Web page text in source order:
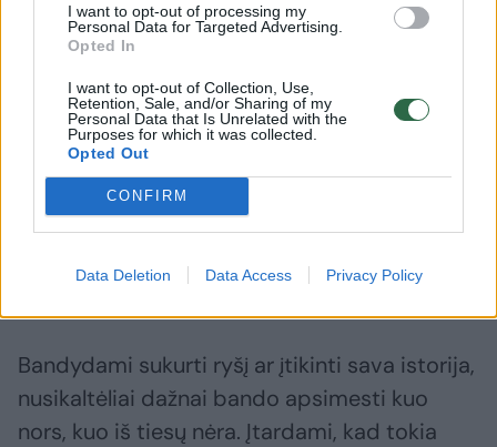
I want to opt-out of processing my
Personal Data for Targeted Advertising.
Opted In
I want to opt-out of Collection, Use,
Retention, Sale, and/or Sharing of my
Personal Data that Is Unrelated with the
Purposes for which it was collected.
Opted Out
CONFIRM
Data Deletion Data Access Privacy Policy
„Pirmiausia, būkite ypač atidūs, jei ką tik
susipažinus su žmogumi, šis labai greitai
pradeda kalbėti apie ypač ryškius jausmus –
begalinę meilę, amžiną gyvenimą ar šeimos
kūrimą. Tai viena pagrindinių apgavikų
taktikų, įprastai veikianti labai gerai, nes
žmones“, – pataria A.Valentij.
Bandydami sukurti ryšį ar įtikinti sava istorija,
nusikaltėliai dažnai bando apsimesti kuo
nors, kuo iš tiesų nėra. Įtardami, kad tokia